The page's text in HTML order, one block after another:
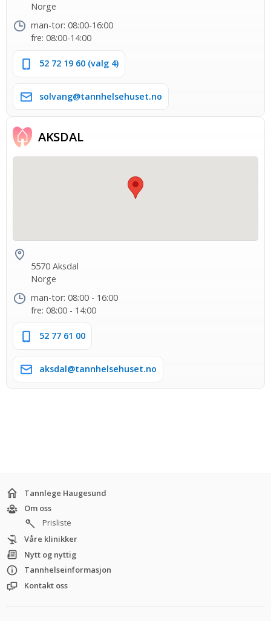
Norge
man-tor: 08:00-16:00
fre: 08:00-14:00
52 72 19 60 (valg 4)
solvang@tannhelsehuset.no
AKSDAL
5570 Aksdal
Norge
man-tor: 08:00 - 16:00
fre: 08:00 - 14:00
52 77 61 00
aksdal@tannhelsehuset.no
Tannlege Haugesund
Om oss
Prisliste
Våre klinikker
Nytt og nyttig
Tannhelseinformasjon
Kontakt oss